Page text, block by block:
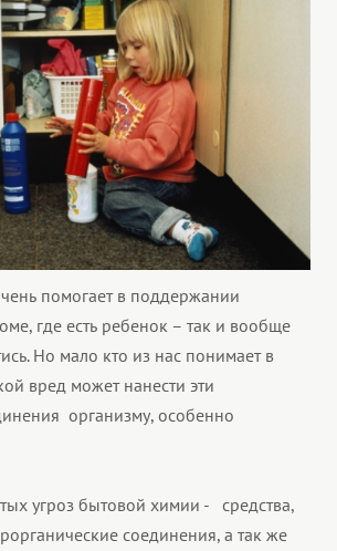
помогает в поддержании
где есть ребенок – так и вообще
Но мало кто из нас понимает в
вред может нанести эти
организму, особенно
угроз бытовой химии - средства,
соединения, а так же